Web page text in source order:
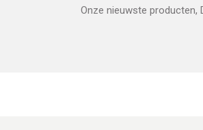
Onze nieuwste producten,